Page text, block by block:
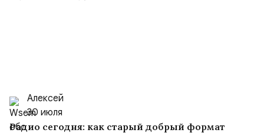
Алексей
30 июля
Радио сегодня: как старый добрый формат